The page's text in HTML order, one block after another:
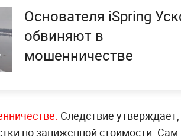
Основателя iSpring
обвиняют в
мошенничестве
Следствие утверждает,
по заниженной стоимости. Сам